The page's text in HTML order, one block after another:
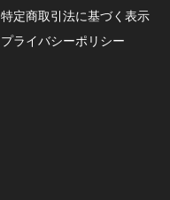
特定商取引法に基づく表示
プライバシーポリシー